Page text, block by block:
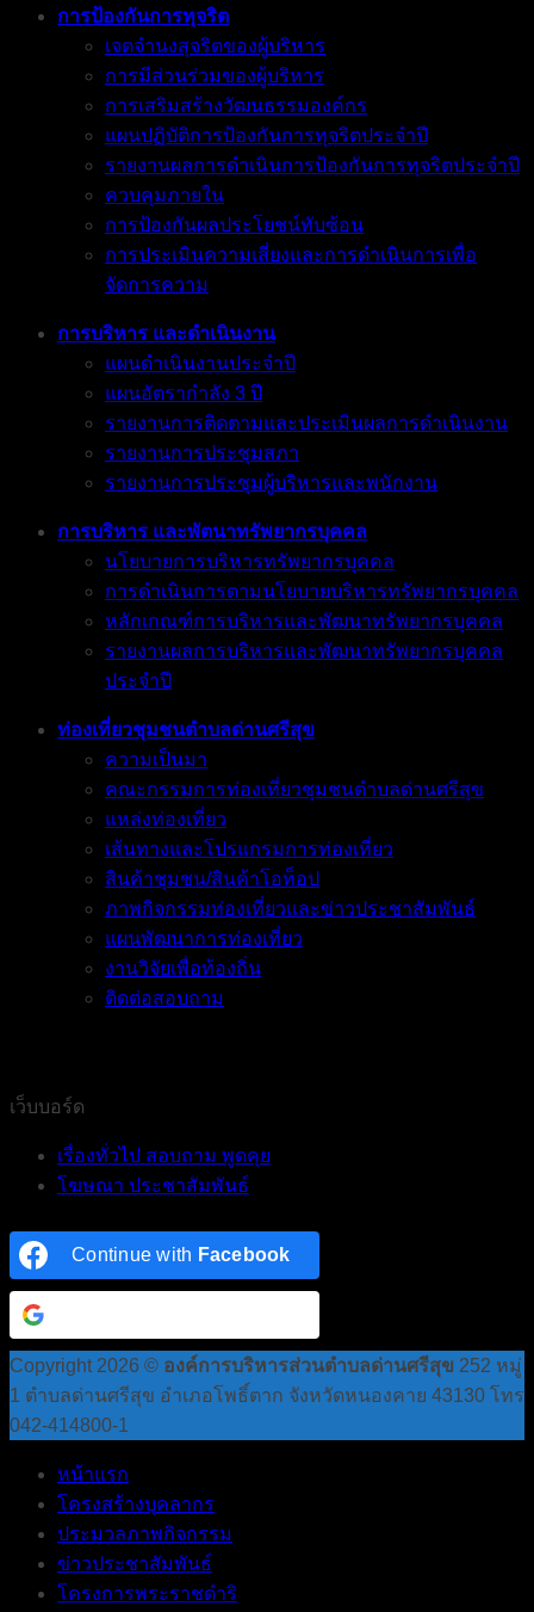
การป้องกันการทุจริต
เจตจำนงสุจริตของผู้บริหาร
การมีส่วนร่วมของผู้บริหาร
การเสริมสร้างวัฒนธรรมองค์กร
แผนปฏิบัติการป้องกันการทุจริตประจำปี
รายงานผลการดำเนินการป้องกันการทุจริตประจำปี
ควบคุมภายใน
การป้องกันผลประโยชน์ทับซ้อน
การประเมินความเสี่ยงและการดำเนินการเพื่อ
จัดการความ
การบริหาร และดำเนินงาน
แผนดำเนินงานประจำปี
แผนอัตรากำลัง 3 ปี
รายงานการติดตามและประเมินผลการดำเนินงาน
รายงานการประชุมสภา
รายงานการประชุมผู้บริหารและพนักงาน
การบริหาร และพัตนาทรัพยากรบุคคล
นโยบายการบริหารทรัพยากรบุคคล
การดำเนินการตามนโยบายบริหารทรัพยากรบุคคล
หลักเกณฑ์การบริหารและพัฒนาทรัพยากรบุคคล
รายงานผลการบริหารและพัฒนาทรัพยากรบุคคล
ประจำปี
ท่องเที่ยวชุมชนตำบลด่านศรีสุข
ความเป็นมา
คณะกรรมการท่องเที่ยวชุมชนตำบลด่านศรีสุข
แหล่งท่องเที่ยว
เส้นทางและโปรแกรมการท่องเที่ยว
สินค้าชุมชน/สินค้าโอท็อป
ภาพกิจกรรมท่องเที่ยวและข่าวประชาสัมพันธ์
แผนพัฒนาการท่องเที่ยว
งานวิจัยเพื่อท้องถิ่น
ติดต่อสอบถาม
เว็บบอร์ด
เรื่องทั่วไป สอบถาม พูดคุย
โฆษณา ประชาสัมพันธ์
Continue with Facebook
Copyright 2026 © องค์การบริหารส่วนตำบลด่านศรีสุข 252 หมู่
1 ตำบลด่านศรีสุข อำเภอโพธิ์ตาก จังหวัดหนองคาย 43130 โทร
042-414800-1
หน้าแรก
โครงสร้างบุคลากร
ประมวลภาพกิจกรรม
ข่าวประชาสัมพันธ์
โครงการพระราชดำริ